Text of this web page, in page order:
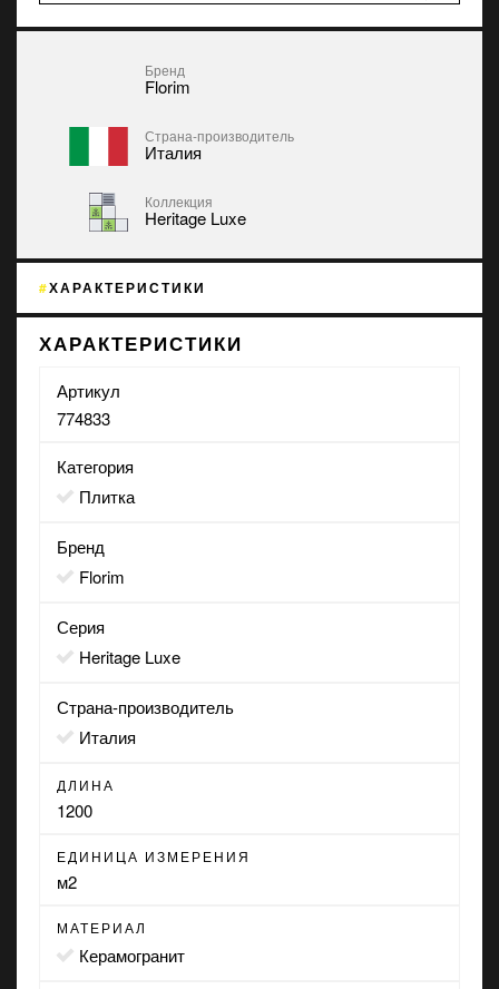
Бренд
Florim
Страна-производитель
Италия
Коллекция
Heritage Luxe
ХАРАКТЕРИСТИКИ
ХАРАКТЕРИСТИКИ
Артикул
774833
Категория
Плитка
Бренд
Florim
Серия
Heritage Luxe
Страна-производитель
Италия
ДЛИНА
1200
ЕДИНИЦА ИЗМЕРЕНИЯ
м2
МАТЕРИАЛ
Керамогранит